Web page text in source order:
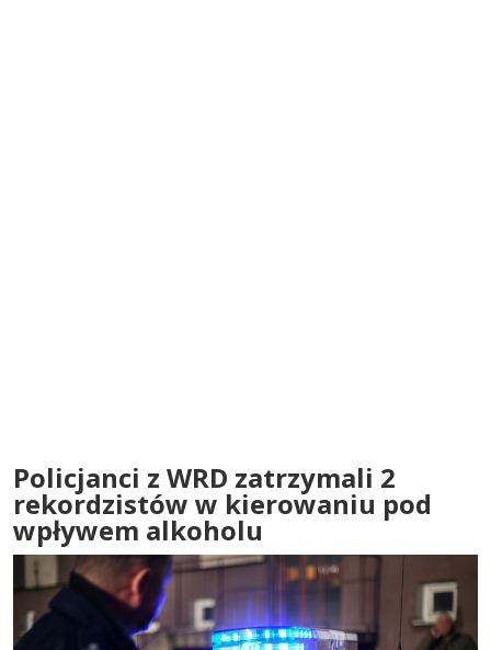
Policjanci z WRD zatrzymali 2
rekordzistów w kierowaniu pod
wpływem alkoholu